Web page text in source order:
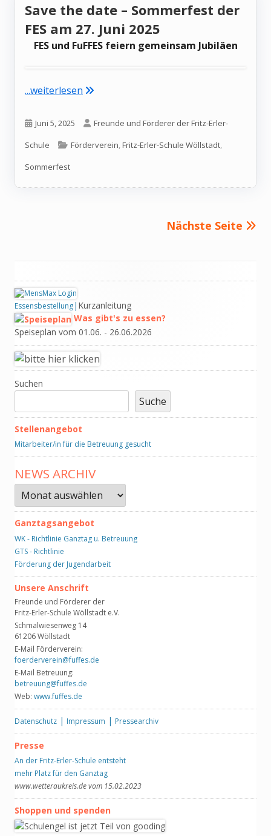
Save the date – Sommerfest der
FES am 27. Juni 2025
FES und FuFFES feiern gemeinsam Jubiläen
...weiterlesen "Save the date – Sommerfest der FES am
Veröffentlicht
am
Juni 5, 2025 Autor
Freunde und Förderer der Fritz-Erler-
Schule
Kategorien
Förderverein,Fritz-Erler-Schule Wöllstadt,
Sommerfest
SeitennummerierungNächste Seite
Haupt-
Seitenleiste
Essensbestellung| Kurzanleitung
Was gibt's zu essen?
Speiseplan vom 01.06. - 26.06.2026
Suchen
Suche
Stellenangebot
Mitarbeiter/in für die Betreuung gesucht
NEWS ARCHIV
News
Archiv
Ganztagsangebot
WK - Richtlinie Ganztag u. Betreuung
GTS - Richtlinie
Förderung der Jugendarbeit
Unsere Anschrift
Freunde und Förderer der
Fritz-Erler-Schule Wöllstadt e.V.
Schmalwiesenweg 14
61206 Wöllstadt
E-Mail Förderverein:
foerderverein@fuffes.de
E-Mail Betreuung:
betreuung@fuffes.de
Web: www.fuffes.de
Datenschutz | Impressum | Pressearchiv
Presse
An der Fritz-Erler-Schule entsteht
mehr Platz für den Ganztag
www.wetteraukreis.de vom 15.02.2023
Shoppen und spenden